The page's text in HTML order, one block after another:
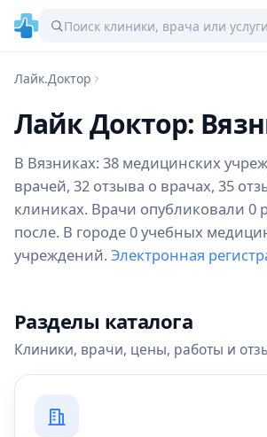
Лайк.Доктор
Лайк Доктор:
В Вязниках: 38 медицинских
врачей, 32 отзыва о врачах, 35
клиниках. Врачи опубликовали 0
после. В городе 0 учебных
учреждений. Электронная
Разделы каталога
Клиники, врачи, цены, работы и